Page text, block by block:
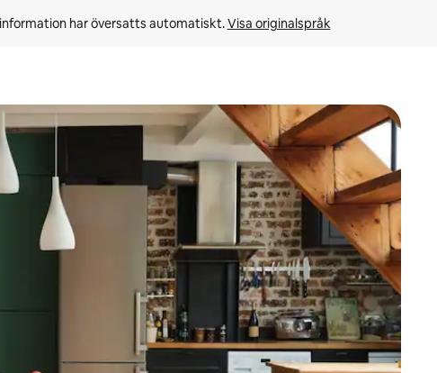
information har översatts automatiskt. Visa originalspråk
eller utforska genom att trycka eller svepa.